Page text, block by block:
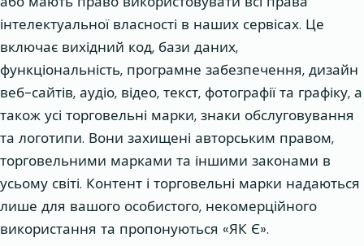
інтелектуальної власності в наших сервісах. Це
включає вихідний код, бази даних,
функціональність, програмне забезпечення, дизайн
веб-сайтів, аудіо, відео, текст, фотографії та графіку, а
також усі торговельні марки, знаки обслуговування
та логотипи. Вони захищені авторським правом,
торговельними марками та іншими законами в
усьому світі. Контент і торговельні марки надаються
лише для вашого особистого, некомерційного
використання та пропонуються «ЯК Є».